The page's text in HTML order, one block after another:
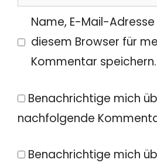
Name, E-Mail-
diesem Browser für
Kommentar speichern.
Benachrichtige mich
nachfolgende
Benachrichtige mich